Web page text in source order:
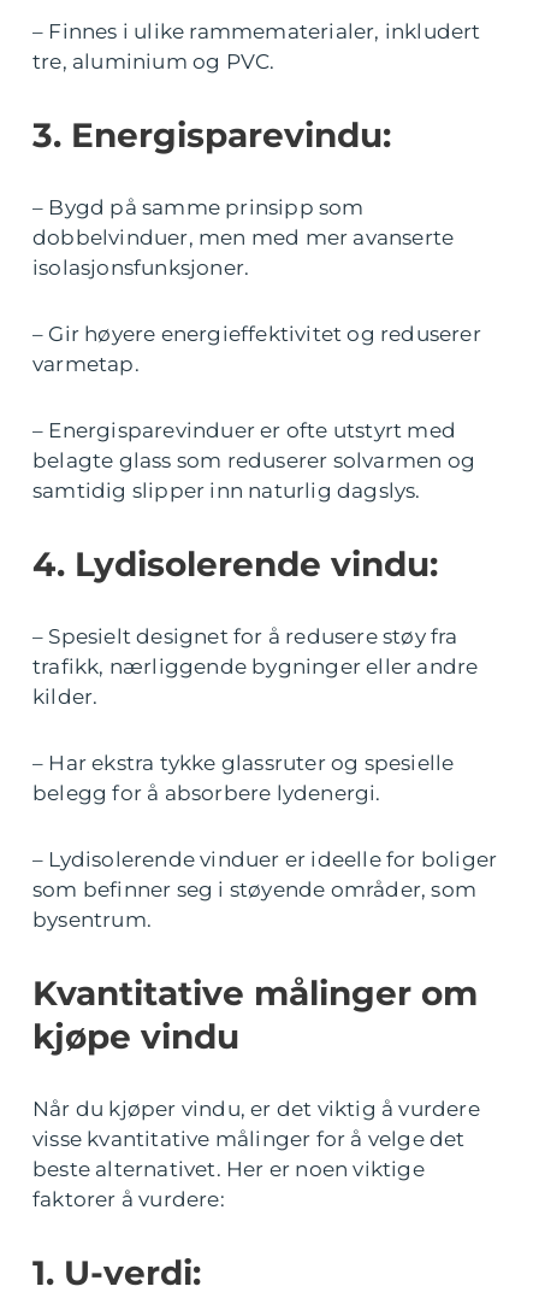
– Finnes i ulike rammematerialer, inkludert
tre, aluminium og PVC.
3. Energisparevindu:
– Bygd på samme prinsipp som
dobbelvinduer, men med mer avanserte
isolasjonsfunksjoner.
– Gir høyere energieffektivitet og reduserer
varmetap.
– Energisparevinduer er ofte utstyrt med
belagte glass som reduserer solvarmen og
samtidig slipper inn naturlig dagslys.
4. Lydisolerende vindu:
– Spesielt designet for å redusere støy fra
trafikk, nærliggende bygninger eller andre
kilder.
– Har ekstra tykke glassruter og spesielle
belegg for å absorbere lydenergi.
– Lydisolerende vinduer er ideelle for boliger
som befinner seg i støyende områder, som
bysentrum.
Kvantitative målinger om
kjøpe vindu
Når du kjøper vindu, er det viktig å vurdere
visse kvantitative målinger for å velge det
beste alternativet. Her er noen viktige
faktorer å vurdere:
1. U-verdi: